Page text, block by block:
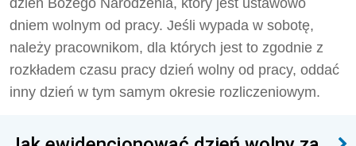
dzień Bożego Narodzenia, który jest ustawowo
dniem wolnym od pracy. Jeśli wypada w sobotę,
należy pracownikom, dla których jest to zgodnie z
rozkładem czasu pracy dzień wolny od pracy, oddać
inny dzień w tym samym okresie rozliczeniowym.